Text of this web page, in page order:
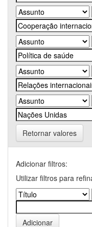
Retornar valores
Adicionar filtros:
Utilizar filtros para